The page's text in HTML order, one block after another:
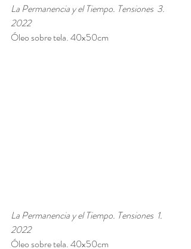
La Permanencia y el Tiempo. Tensiones  3.
2022
Óleo sobre tela. 40x50cm
La Permanencia y el Tiempo. Tensiones  1.
2022
Óleo sobre tela. 40x50cm